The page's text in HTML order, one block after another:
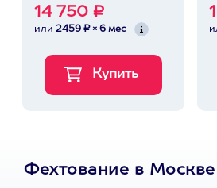
14 750 ₽
или 2459 ₽ × 6 мес
Фехтование в